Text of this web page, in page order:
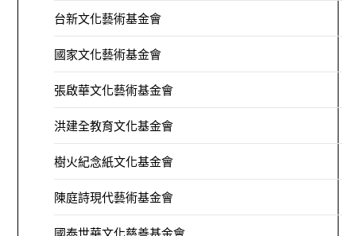
台新文化藝術基金會
國家文化藝術基金會
張啟華文化藝術基金會
洪建全教育文化基金會
樹火紀念紙文化基金會
陳庭詩現代藝術基金會
國泰世華文化慈善基金會